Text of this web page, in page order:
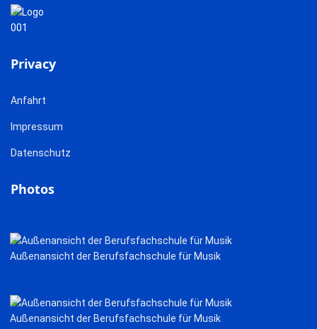
Privacy
Anfahrt
Impressum
Datenschutz
Photos
Außenansicht der Berufsfachschule für Musik
Außenansicht der Berufsfachschule für Musik